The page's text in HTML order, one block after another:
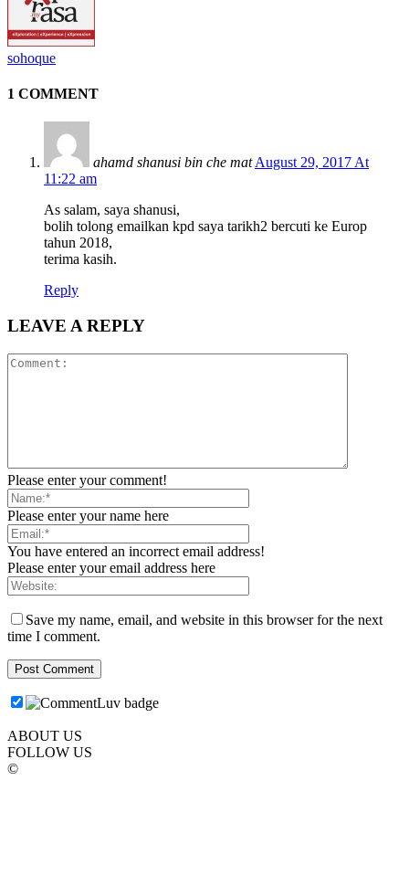
sohoque
1 COMMENT
ahamd shanusi bin che mat August 29, 2017 At
11:22 am
As salam, saya shanusi,
bolih tolong emailkan kpd saya tarikh2 bercuti ke Europ
tahun 2018,
terima kasih.
Reply
LEAVE A REPLY
Please enter your comment!
Please enter your name here
You have entered an incorrect email address!
Please enter your email address here
Save my name, email, and website in this browser for the next
time I comment.
ABOUT US
FOLLOW US
©